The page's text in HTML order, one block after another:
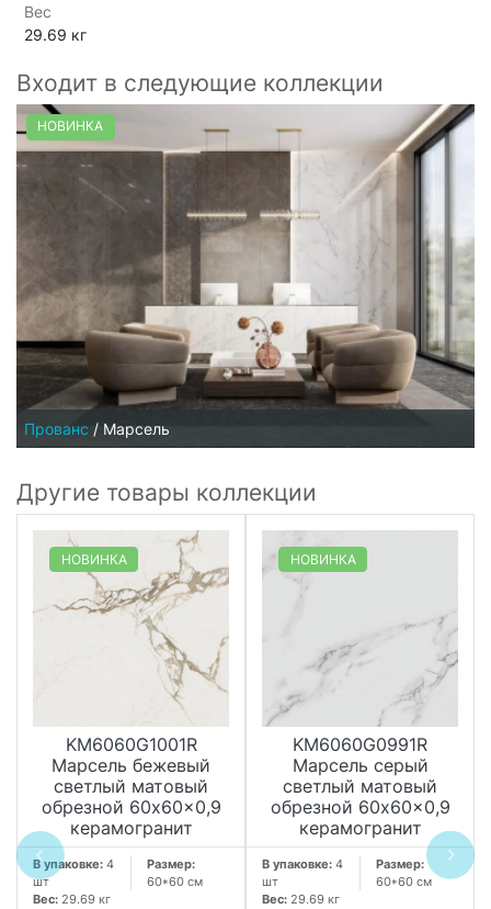
Вес
29.69 кг
Входит в следующие коллекции
НОВИНКА
Прованс / Марсель
Другие товары коллекции
НОВИНКА
KM6060G1001R
Марсель бежевый
светлый матовый
обрезной 60x60x0,9
керамогранит
В упаковке: 4
шт
Размер:
60*60 см
Вес: 29.69 кг
НОВИНКА
KM6060G0991R
Марсель серый
светлый матовый
обрезной 60x60x0,9
керамогранит
В упаковке: 4
шт
Размер:
60*60 см
Вес: 29.69 кг